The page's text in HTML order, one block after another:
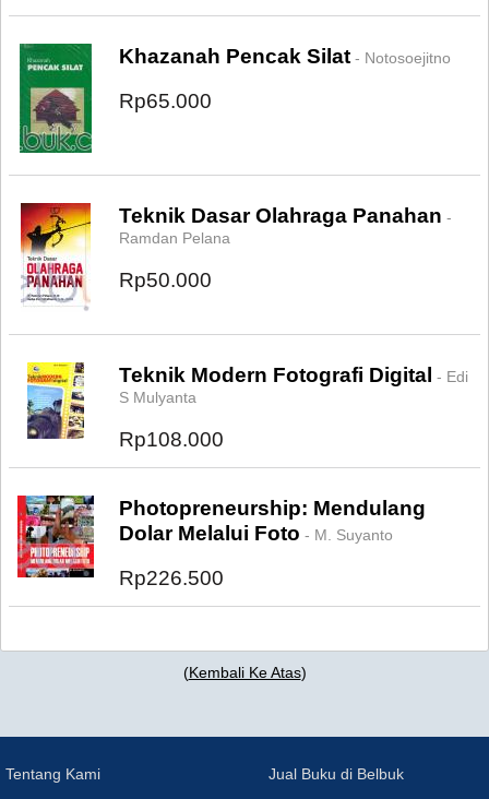
Khazanah Pencak Silat - Notosoejitno
Rp65.000
Teknik Dasar Olahraga Panahan -
Ramdan Pelana
Rp50.000
Teknik Modern Fotografi Digital - Edi
S Mulyanta
Rp108.000
Photopreneurship: Mendulang
Dolar Melalui Foto - M. Suyanto
Rp226.500
(Kembali Ke Atas)
Tentang Kami Jual Buku di Belbuk